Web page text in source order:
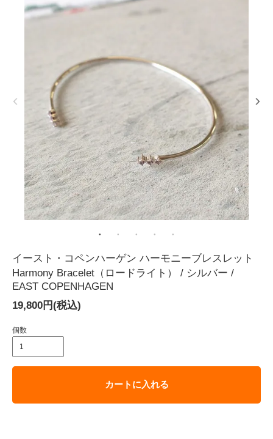
イースト・コペンハーゲン ハーモニーブレスレット
Harmony Bracelet（ロードライト） / シルバー /
EAST COPENHAGEN
19,800円(税込)
個数
カートに入れる